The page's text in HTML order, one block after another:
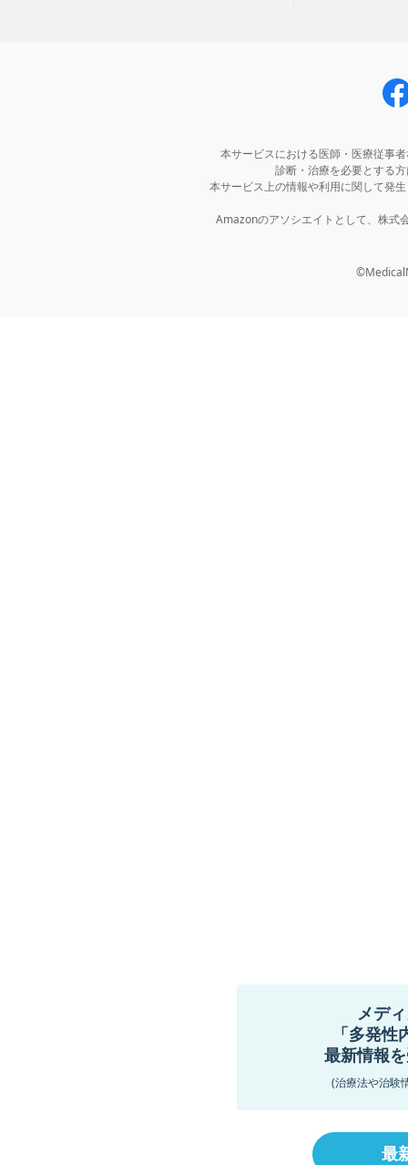
メデ
「多発
最新情報
(治療法や治験
最
本サービスにおける医師・医療従事
診断・治療を必要とする
本サービス上の情報や利用に関して発
Amazonのアソシエイトとして、株式